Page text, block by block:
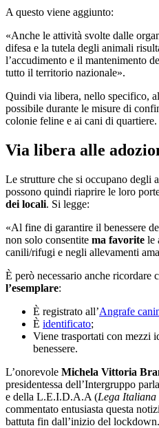
A questo viene aggiunto:
«Anche le attività svolte dalle
difesa e la tutela degli animali
l’accudimento e il mantenimento
tutto il territorio nazionale».
Quindi via libera, nello specifico,
possibile durante le misure di
colonie feline e ai cani di quartiere.
Via libera alle
Le strutture che si occupano degli
possono quindi riaprire le loro
dei locali. Si legge:
«Al fine di garantire il benessere
non solo consentite ma favorite le
canili/rifugi e negli allevamenti
È però necessario anche ricordare
l’esemplare:
È registrato all’Angrafe
È identificato;
Viene trasportati con mezzi
benessere.
L’onorevole Michela Vittoria
presidentessa dell’Intergruppo
e della L.E.I.D.A.A (Lega Italiana
commentato entusiasta questa
battuta fin dall’inizio del lockdown.